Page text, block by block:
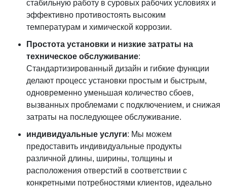
стабильную работу в суровых рабочих условиях и
эффективно противостоять высоким
температурам и химической коррозии.
Простота установки и низкие затраты на
техническое обслуживание:
Стандартизированный дизайн и гибкие функции
делают процесс установки простым и быстрым,
одновременно уменьшая количество сбоев,
вызванных проблемами с подключением, и снижая
затраты на последующее обслуживание.
индивидуальные услуги: Мы можем
предоставить индивидуальные продукты
различной длины, ширины, толщины и
расположения отверстий в соответствии с
конкретными потребностями клиентов, идеально